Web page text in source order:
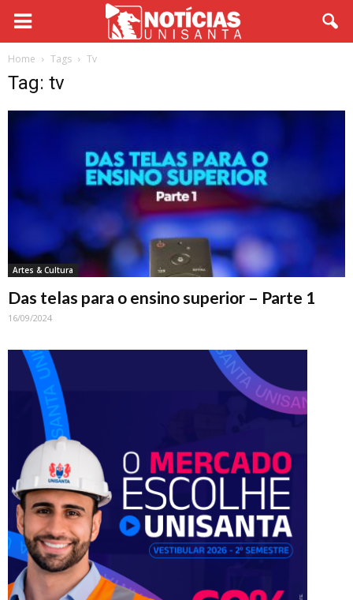
Home Tags Tv
Tag: tv
Artes & Cultura
Das telas para o ensino superior – Parte 1
16/09/2024